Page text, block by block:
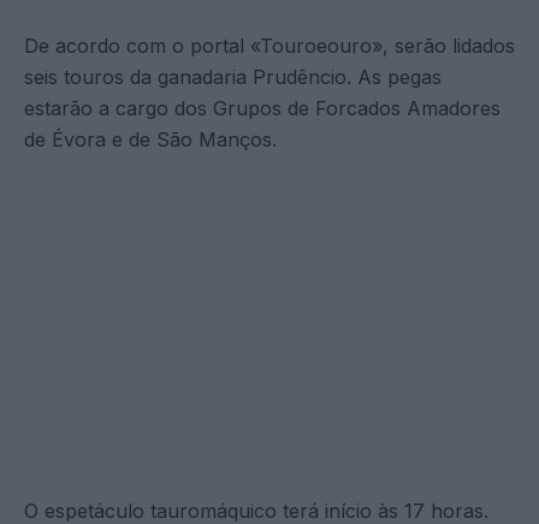
De acordo com o portal «Touroeouro», serão lidados
seis touros da ganadaria Prudêncio. As pegas
estarão a cargo dos Grupos de Forcados Amadores
de Évora e de São Manços.
O espetáculo tauromáquico terá início às 17 horas.